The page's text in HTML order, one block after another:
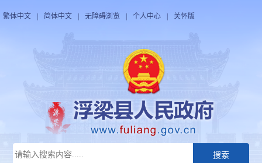
繁体中文 简体中文 无障碍浏览 个人中心 关怀版
搜索